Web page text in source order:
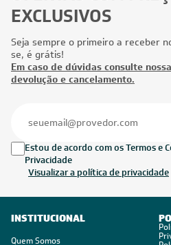
EXCLUSIVOS
Seja sempre o primeiro a receber
se, é grátis!
Em caso de dúvidas consulte
devolução e cancelamento.
Estou de acordo com os Termos e
Privacidade
Visualizar a política de privacidade
INSTITUCIONAL
Quem Somos